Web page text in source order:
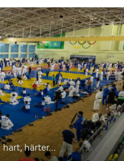
härter...